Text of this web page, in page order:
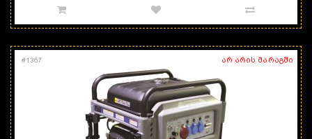
არ არის მარაგში
#1367